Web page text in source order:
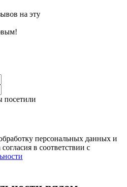
на эту
посетили
персональных данных и
в соответствии с